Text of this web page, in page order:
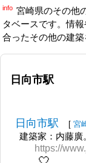
info 宮崎県のその他
タベースです。情
合ったその他の建
日向市駅
日向市駅 [ 宮
建築家：内藤